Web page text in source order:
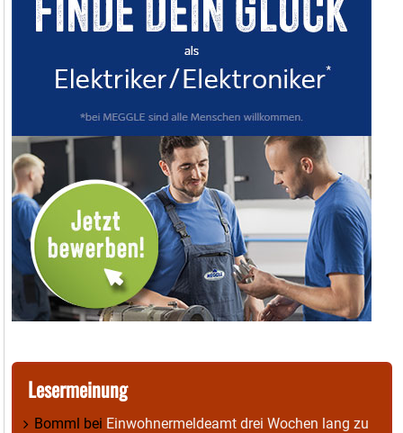
Lesermeinung
Bomml bei Einwohnermeldeamt drei Wochen lang zu